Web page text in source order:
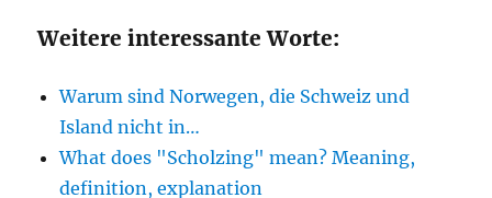
Weitere interessante Worte:
Warum sind Norwegen, die Schweiz und
Island nicht in…
What does "Scholzing" mean? Meaning,
definition, explanation